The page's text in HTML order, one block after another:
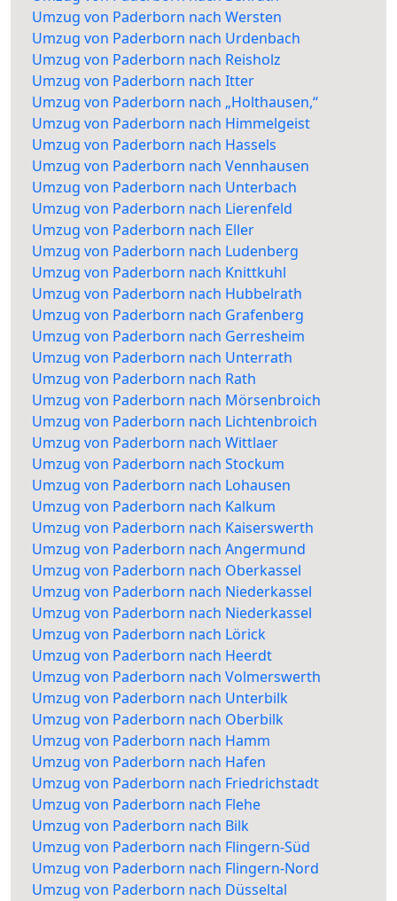
Umzug von Paderborn nach Wersten
Umzug von Paderborn nach Urdenbach
Umzug von Paderborn nach Reisholz
Umzug von Paderborn nach Itter
Umzug von Paderborn nach „Holthausen,“
Umzug von Paderborn nach Himmelgeist
Umzug von Paderborn nach Hassels
Umzug von Paderborn nach Vennhausen
Umzug von Paderborn nach Unterbach
Umzug von Paderborn nach Lierenfeld
Umzug von Paderborn nach Eller
Umzug von Paderborn nach Ludenberg
Umzug von Paderborn nach Knittkuhl
Umzug von Paderborn nach Hubbelrath
Umzug von Paderborn nach Grafenberg
Umzug von Paderborn nach Gerresheim
Umzug von Paderborn nach Unterrath
Umzug von Paderborn nach Rath
Umzug von Paderborn nach Mörsenbroich
Umzug von Paderborn nach Lichtenbroich
Umzug von Paderborn nach Wittlaer
Umzug von Paderborn nach Stockum
Umzug von Paderborn nach Lohausen
Umzug von Paderborn nach Kalkum
Umzug von Paderborn nach Kaiserswerth
Umzug von Paderborn nach Angermund
Umzug von Paderborn nach Oberkassel
Umzug von Paderborn nach Niederkassel
Umzug von Paderborn nach Niederkassel
Umzug von Paderborn nach Lörick
Umzug von Paderborn nach Heerdt
Umzug von Paderborn nach Volmerswerth
Umzug von Paderborn nach Unterbilk
Umzug von Paderborn nach Oberbilk
Umzug von Paderborn nach Hamm
Umzug von Paderborn nach Hafen
Umzug von Paderborn nach Friedrichstadt
Umzug von Paderborn nach Flehe
Umzug von Paderborn nach Bilk
Umzug von Paderborn nach Flingern-Süd
Umzug von Paderborn nach Flingern-Nord
Umzug von Paderborn nach Düsseltal